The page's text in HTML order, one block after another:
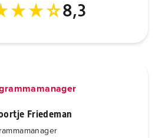
8,3
Friedeman